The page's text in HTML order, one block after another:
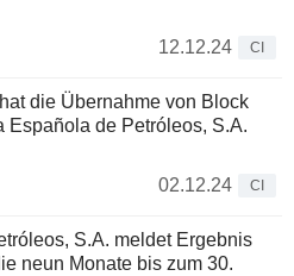
12.12.24
CI
die Übernahme von Block
Española de Petróleos, S.A.
02.12.24
CI
S.A. meldet Ergebnis
neun Monate bis zum 30.